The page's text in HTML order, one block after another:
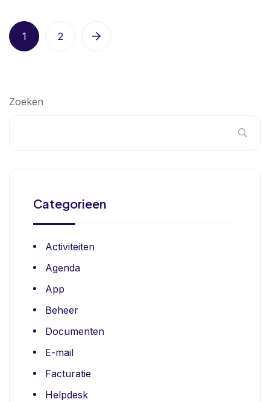
1 2
Zoeken
Categorieen
Activiteiten
Agenda
App
Beheer
Documenten
E-mail
Facturatie
Helpdesk